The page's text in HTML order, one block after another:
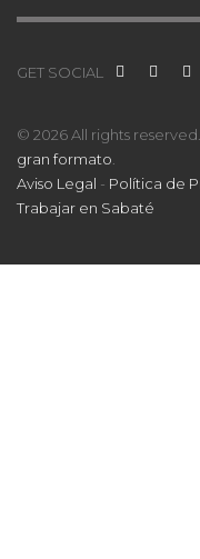
GET SOCIAL
© 2026 All rights reserved.
gran formato
Aviso Legal - Política de
Trabajar en Sabaté